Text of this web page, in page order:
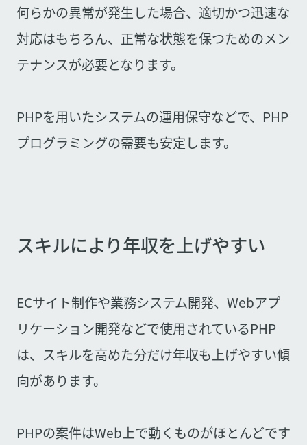
何らかの異常が発生した場合、適切かつ迅速な
対応はもちろん、正常な状態を保つためのメン
テナンスが必要となります。
PHPを用いたシステムの運用保守などで、PHP
プログラミングの需要も安定します。
スキルにより年収を上げやすい
ECサイト制作や業務システム開発、Webアプ
リケーション開発などで使用されているPHP
は、スキルを高めた分だけ年収も上げやすい傾
向があります。
PHPの案件はWeb上で動くものがほとんどです